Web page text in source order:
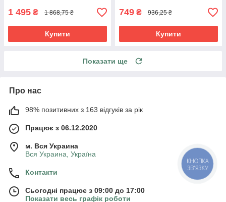
1 495 ₴ 1 868,75 ₴
Купити
749 ₴ 936,25 ₴
Купити
Показати ще
Про нас
98% позитивних з 163 відгуків за рік
Працює з 06.12.2020
м. Вся Украина
Вся Украина, Україна
Контакти
Сьогодні працює з 09:00 до 17:00
Показати весь графік роботи
КНОПКА
ЗВ'ЯЗКУ